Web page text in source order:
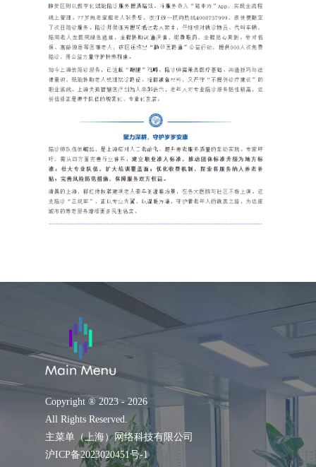
Copyright ® 2023 - 2026
All Rights Reserved.
主菜单（上海）网络科技有限公司
沪ICP备2023020451号-1